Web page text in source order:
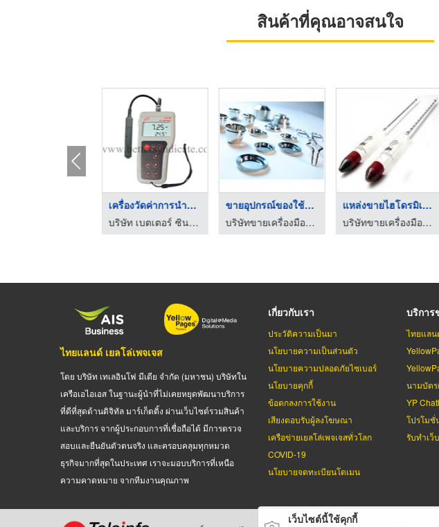
สินค้าที่คุณอาจสนใจ
เครื่องวัดค่าการนำไฟ ...
บริษัท เบตเตอร์ ซินดิเคท จำกัด
ขายอุปกรณ์ของใช้ห้อง ...
บริษัทขายเครื่องมือวิทยาศาสตร์ ระยอง
แหล่งขายไฮโดรมิเตอร์ ...
บริษัทขายเครื่องมือวิทยาศาสตร์ ระยอง
ไทยแลนด์ เยลโล่เพจเจส
โดย บริษัท เทเลอินโฟ มีเดีย จำกัด (มหาชน) บริษัทใน
เครือเอไอเอส ในฐานะผู้นำที่ไม่เคยหยุดพัฒนาบริการ
ที่ดีที่สุดด้านดิจิทัล มาร์เก็ตติ้ง ผ่านเว็บไซต์รวมสินค้า
และบริการ จากผู้ประกอบการที่เชื่อถือได้ มีการตรวจ
สอบและยืนยันตัวตนจริง และครอบคลุมทุกหมวด
ธุรกิจมากที่สุดในประเทศ เราจะมอบบริการที่เหนือ
ความคาดหมาย จากทีมงานคุณภาพ
เกี่ยวกับเรา
ประวัติความเป็นมา
นโยบายความเป็นส่วนตัว
นโยบายความปลอดภัยไซเบอร์
นโยบายคุกกี้
ข้อตกลงการใช้งาน
เสียงตอบรับผู้ลงโฆษณา
เครือข่ายเยลโล่เพจเจสทั่วโลก
COVID-19
นโยบายจดทะเบียนโดเมน
บริการ
ไทยแลน
นามบัต
YP
โปรโมชั่
รับทำเว็
เว็บไซต์นี้ใช้คุกกี้